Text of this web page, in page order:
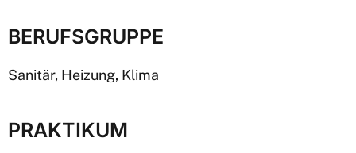
BERUFSGRUPPE
Sanitär, Heizung, Klima
PRAKTIKUM